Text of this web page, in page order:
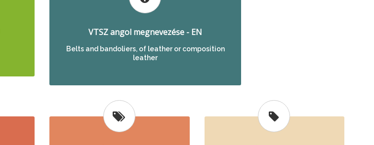
VTSZ angol megnevezése - EN
Belts and bandoliers, of leather or composition
leather